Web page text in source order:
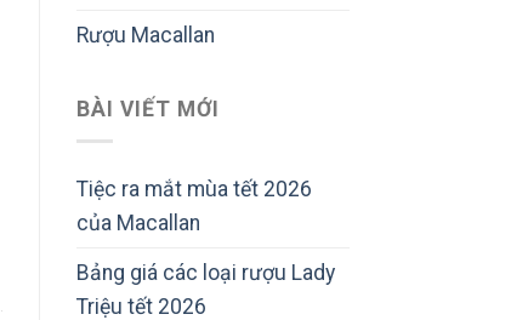
Rượu Macallan
BÀI VIẾT MỚI
Tiệc ra mắt mùa tết 2026
của Macallan
Bảng giá các loại rượu Lady
Triệu tết 2026